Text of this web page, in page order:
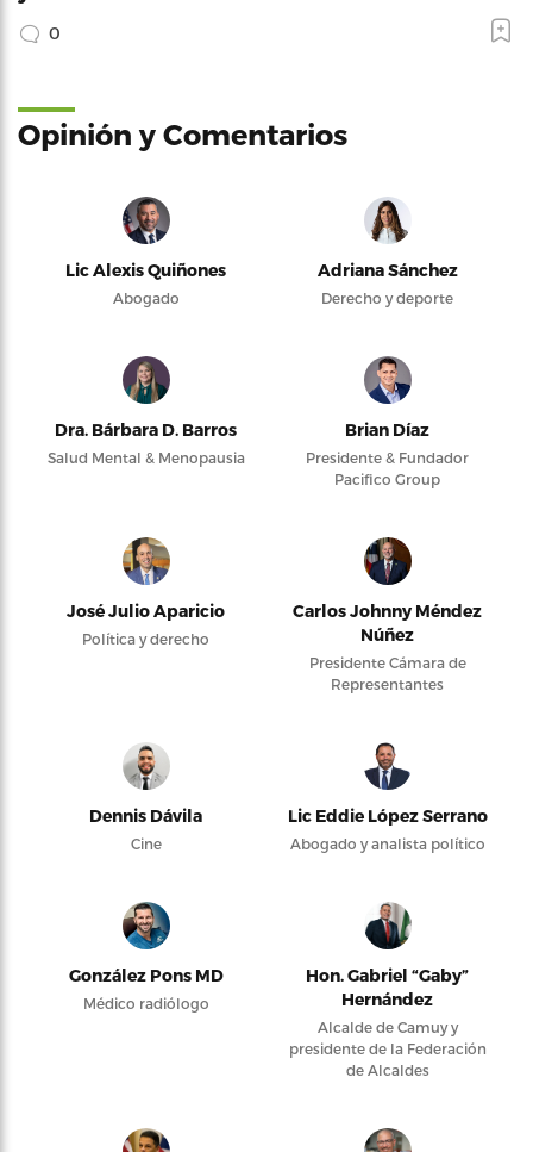
0
Opinión y Comentarios
Lic Alexis Quiñones
Abogado
Adriana Sánchez
Derecho y deporte
Dra. Bárbara D. Barros
Salud Mental & Menopausia
Brian Díaz
Presidente & Fundador
Pacifico Group
José Julio Aparicio
Política y derecho
Carlos Johnny Méndez
Núñez
Presidente Cámara de
Representantes
Dennis Dávila
Cine
Lic Eddie López Serrano
Abogado y analista político
González Pons MD
Médico radiólogo
Hon. Gabriel “Gaby”
Hernández
Alcalde de Camuy y
presidente de la Federación
de Alcaldes